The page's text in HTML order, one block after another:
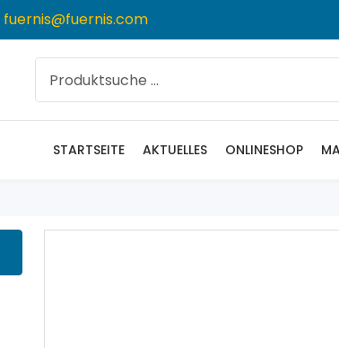
fuernis@fuernis.com
STARTSEITE AKTUELLES ONLINESHOP